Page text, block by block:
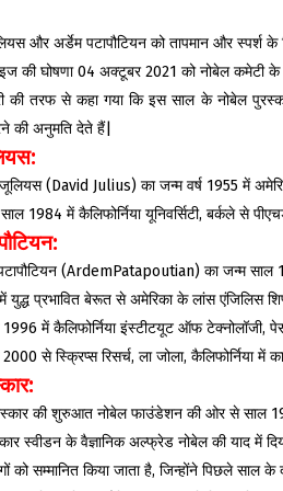
और अर्डेम पटापौटियन को तापमान और स्पर्श
की घोषणा 04 अक्टूबर 2021 को नोबेल
की तरफ से कहा गया कि इस साल के नोबेल
की अनुमति देते हैं|
(David Julius) का जन्‍म वर्ष 1955 में
1984 में कैलिफोर्निया यूनिवर्सिटी, बर्कले से
:
(ArdemPatapoutian) का जन्‍म
युद्ध प्रभावित बेरूत से अमेरिका के लांस एंजिलिस
में कैलिफोर्निया इंस्‍टीटयूट ऑफ टेक्‍नोलॉजी,
से स्क्रिप्‍स रिसर्च, ला जोला, कैलिफोर्निया
:
की शुरुआत नोबेल फाउंडेशन की ओर से साल
स्वीडन के वैज्ञानिक अल्फ्रेड नोबेल की याद में
को सम्मानित किया जाता है, जिन्होंने पिछले साल